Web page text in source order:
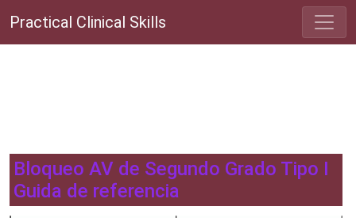
Practical Clinical Skills
Bloqueo AV de Segundo Grado Tipo I
Guida de referencia